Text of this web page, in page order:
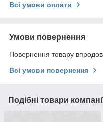
Всі умови оплати
Умови повернення
Повернення товару
Всі умови повернення
Подібні товари